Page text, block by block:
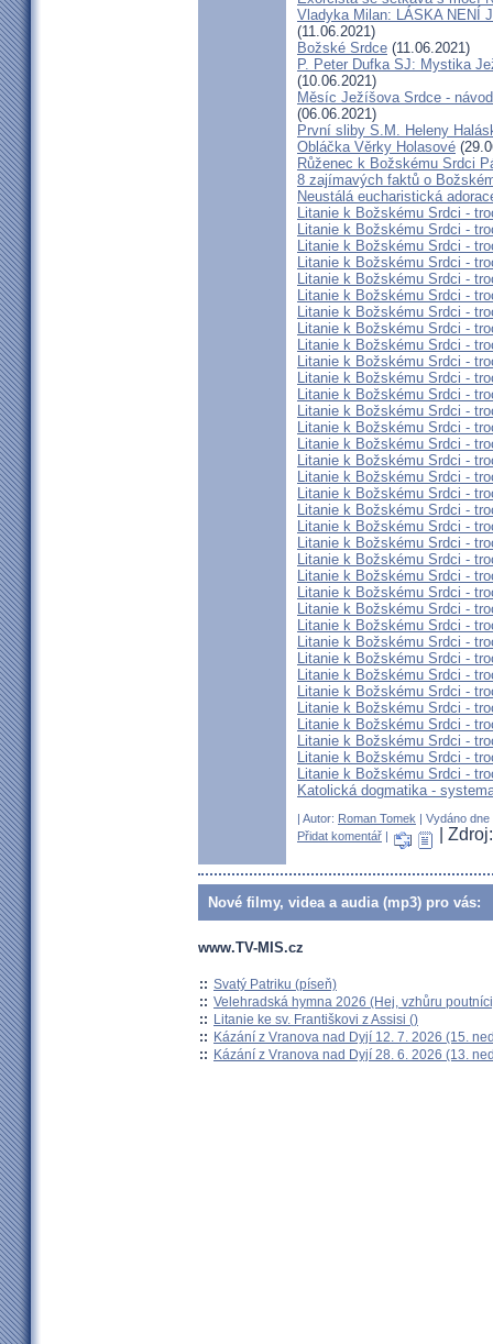
Vladyka Milan: LÁSKA NENÍ
(11.06.2021)
Božské Srdce (11.06.2021)
P. Peter Dufka SJ: Mystika
(10.06.2021)
Měsíc Ježíšova Srdce -
(06.06.2021)
První sliby S.M. Heleny
Obláčka Věrky Holasové
Růženec k Božskému Srdci
8 zajímavých faktů o
Neustálá eucharistická
Litanie k Božskému Srdci -
Litanie k Božskému Srdci -
Litanie k Božskému Srdci -
Litanie k Božskému Srdci -
Litanie k Božskému Srdci -
Litanie k Božskému Srdci -
Litanie k Božskému Srdci -
Litanie k Božskému Srdci -
Litanie k Božskému Srdci -
Litanie k Božskému Srdci -
Litanie k Božskému Srdci -
Litanie k Božskému Srdci -
Litanie k Božskému Srdci -
Litanie k Božskému Srdci -
Litanie k Božskému Srdci -
Litanie k Božskému Srdci -
Litanie k Božskému Srdci -
Litanie k Božskému Srdci -
Litanie k Božskému Srdci -
Litanie k Božskému Srdci -
Litanie k Božskému Srdci -
Litanie k Božskému Srdci -
Litanie k Božskému Srdci -
Litanie k Božskému Srdci -
Litanie k Božskému Srdci -
Litanie k Božskému Srdci -
Litanie k Božskému Srdci -
Litanie k Božskému Srdci -
Litanie k Božskému Srdci -
Litanie k Božskému Srdci -
Litanie k Božskému Srdci -
Litanie k Božskému Srdci -
Litanie k Božskému Srdci -
Litanie k Božskému Srdci -
Litanie k Božskému Srdci -
Katolická dogmatika -
| Autor: Roman Tomek | Vydáno
Přidat komentář | |
Nové filmy, videa a audia (mp3) pro vás:
www.TV-MIS.cz
:: Svatý Patriku (píseň)
:: Velehradská hymna 2026 (Hej, vzhůru
:: Litanie ke sv. Františkovi z Assisi ()
:: Kázání z Vranova nad Dyjí 12. 7. 2026 (15.
:: Kázání z Vranova nad Dyjí 28. 6. 2026 (13.